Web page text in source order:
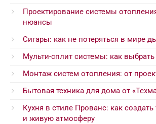
Проектирование системы
нюансы
Сигары: как не потеряться в мире
Мульти-сплит системы: как выбрать
Монтаж систем отопления: от
Бытовая техника для дома от
Кухня в стиле Прованс: как
и живую атмосферу